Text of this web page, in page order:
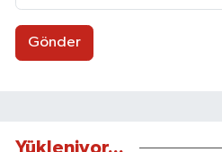
Gönder
Yükleniyor...